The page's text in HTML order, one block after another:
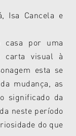
Isa Cancela e
casa por uma
carta visual à
esta se
mudança, as
significado da
neste período
do que